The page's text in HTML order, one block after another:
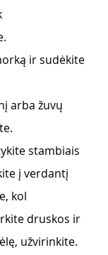
ir sudėkite
arba žuvų
stambiais
į verdantį
kol
druskos ir
užvirinkite.